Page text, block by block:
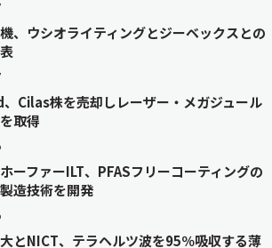
、ウシオライティングとジーベックスとの
Cilas株を売却しレーザー・メガジュール
取得
ーファーILT、PFASフリーコーティングの
造技術を開発
とNICT、テラヘルツ波を95％吸収する薄